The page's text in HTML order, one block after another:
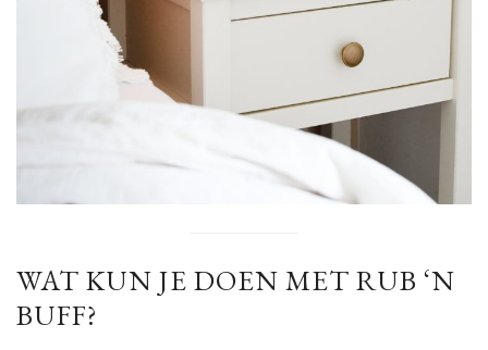
WAT KUN JE DOEN MET RUB ‘N
BUFF?